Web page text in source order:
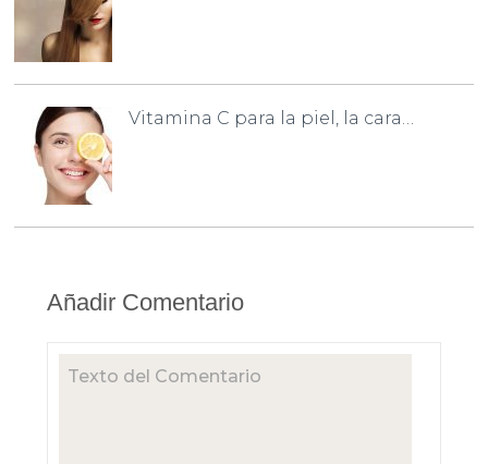
Vitamina C para la piel, la cara…
Añadir Comentario